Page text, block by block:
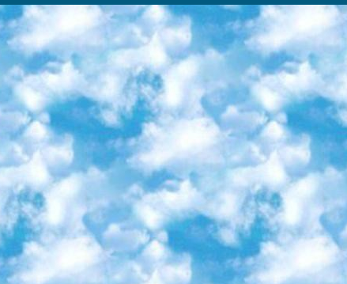
 Химия  Физика  Основы государственного права  География 10 бесплатных образовательных ресурсов - Мы составили подборку онлайн-проектов с интерактивными упражнениями, видеолекциями и статьями. Они помогут вам обрести новые и освежить старые знания бесплатно. 1. «ИНТУИТ» Старейшая образовательная площадка Рунета. Здесь вы найдёте сотни текстовых и видеокурсов на десятки различных тем — от программирования до психологии. Многие курсы подготовлены российскими университетами и крупными международными компаниями вроде Intel и Microsoft. Самостоятельное обучение бесплатное, но желающие могут оплатить услуги персональных наставников. 2. «Смартия» знакомит с актуальными профессиями и подсказывает, как им обучаться. Выбрав заинтересовавшую вас специальность — SMM-специалист, фотограф, веб-дизайнер или другую, — увидите список необходимых для неё умений. Чтобы вы могли освоить их самостоятельно, для каждого умения площадка отображает подборку ссылок на учебные материалы. Хотя «Смартия» ориентируется на русскоязычную аудиторию, часть контента всё же доступна только на английском. 3. «Лекторий Физтеха» Проект Московского физико-технического института (Физтеха). С его помощью вы можете смотреть онлайн серии лекций, записанные на видео в этом вузе. В числе доступных предметов — физика, биология, химия, информационные технологии и другие. К некоторым лекциям администрация ресурса прилагает готовые конспекты, которые можно скачивать в PDF-формате. 4. ITMOcourses Онлайн-площадка Санкт-Петербургского национального исследовательского университета информационных технологий, механики и оптики (ИТМО). Ресурс предоставляет свободный доступ к курсам, разработанным в этом вузе. Каталог материалов разбит на четыре категории: «Оптические системы и технологии», «Приборостроение и робототехника», «Информационные технологии» и «Биотехнологии». Курсы состоят из видеолекций, интерактивных демонстраций и заданий. 5. «КиберЛенинка» Электронная научная библиотека открытого доступа. Каталог площадки регулярно обрастает текстами статей из различных научных изданий. Сгруппированные по журналам и рубрикам публикации можно читать онлайн или скачивать целиком в PDF-формате. Проект нацелен на популяризацию науки за счёт открытого доступа к качественной информации. 6. «ПостНаука» На этом ресурсе публикуют подборки видеолекций, составленные экспертами из разных отраслей и объединённые общими темами. Среди них, к примеру, есть серии «Биоинформатика и геномика», «Культура средневековой Скандинавии» и Cinema Studies о теории кино. Каждая подборка лекций — логически связанная история, рассказанная экспертом от первого лица. Кроме того, на сайте появляются научно-образовательные статьи и тесты на разные темы. 7. «Newочём» Команда проекта «Newочём» отбирает самые интересные тексты из англоязычных СМИ и переводит те из них, за которые голосуют участники сообщества «ВКонтакте». По большей части это научно-популярные статьи. Редакторы придумывают лишь заголовки, в остальном содержание переводов соответствует оригиналам. Полные тексты можно читать прямо в социальной сети. 8. InternetUrok Онлайн-база материалов по основным дисциплинам школьной программы. Информация на сайте структурирована по классам, предметам и темам (урокам). Каждый урок состоит из видеолекций и конспектов. Есть также интерактивные тренажёры и тесты для закрепления пройденного материала. Даже если вы давно окончили школу, возможность повторить программу старших классов всегда может пригодиться. 9. Edutainme Ещё один ресурс об образовании. В отличие от Newtonew, как мне кажется, Edutainme больше ориентируется на представителей индустрии: педагогов, предпринимателей, разработчиков образовательных проектов. Но и любой, кто просто стремится к саморазвитию, найдёт на сайте много полезного и интересного для себя. Например, информацию о новых курсах и образовательных сервисах. 10. Newtonew Онлайн-медиа об образовании и обучении в широком смысле. Авторы Newtonew пишут об инструментах, заведениях, тактиках и стратегиях, которые помогают учить других и получать новые знания самостоятельно. На этой площадке вы найдёте новости, обзоры, аналитические мат